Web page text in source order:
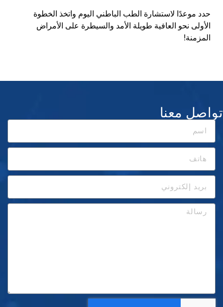
حدد موعدًا لاستشارة الطب الباطني اليوم واتخذ الخطوة
الأولى نحو العافية طويلة الأمد والسيطرة على الأمراض
المزمنة!
تواصل معنا